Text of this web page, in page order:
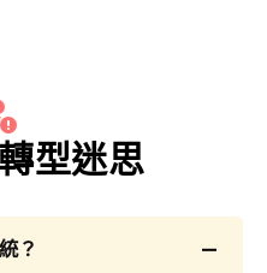
型迷思
？